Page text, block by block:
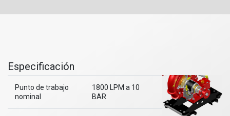
Especificación
Punto de trabajo
nominal
1800 LPM a 10
BAR